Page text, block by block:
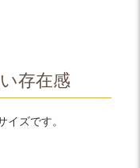
存在感
ズです。